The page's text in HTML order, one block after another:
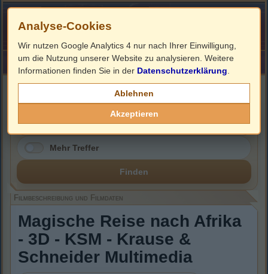
HOME ImpressumLinks
Filmbeschreibung, Cover & Blu-ray Infos
Mehr Treffer
Finden
Filmbeschreibung und Filmdaten
Magische Reise nach Afrika
- 3D - KSM - Krause &
Schneider Multimedia
Analyse-Cookies
Wir nutzen Google Analytics 4 nur nach Ihrer Einwilligung,
um die Nutzung unserer Website zu analysieren. Weitere
Informationen finden Sie in der Datenschutzerklärung
Ablehnen
Akzeptieren